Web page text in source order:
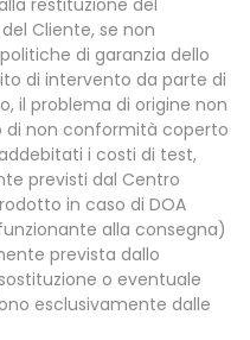
Cliente, se non
di garanzia dello
di intervento da parte di
il problema di origine non
di non conformità coperto
i costi di test,
previsti dal Centro
in caso di DOA
alla consegna)
prevista dallo
o eventuale
esclusivamente dalle